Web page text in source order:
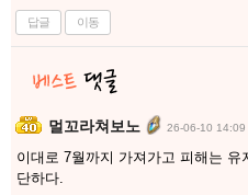
답글 이동
멀꼬라쳐보노 26-06-10 14:09
이대로 7월까지 가져가고 피해는
단하다.